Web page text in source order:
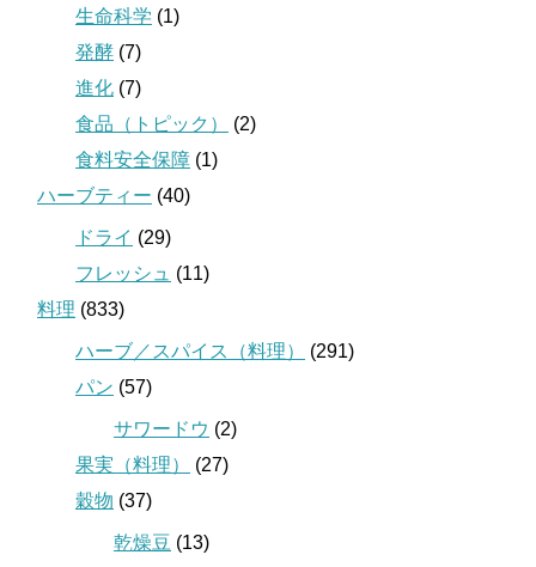
生命科学 (1)
発酵 (7)
進化 (7)
食品（トピック）
(2)
食料安全保障 (1)
ハーブティー (40)
ドライ (29)
フレッシュ (11)
料理 (833)
ハーブ／スパイス（料理）
(291)
パン (57)
サワードウ (2)
果実（料理）
(27)
穀物 (37)
乾燥豆 (13)